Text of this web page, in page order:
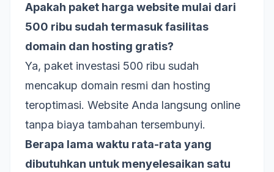
Apakah paket harga website mulai dari
500 ribu sudah termasuk fasilitas
domain dan hosting gratis?
Ya, paket investasi 500 ribu sudah
mencakup domain resmi dan hosting
teroptimasi. Website Anda langsung online
tanpa biaya tambahan tersembunyi.
Berapa lama waktu rata-rata yang
dibutuhkan untuk menyelesaikan satu